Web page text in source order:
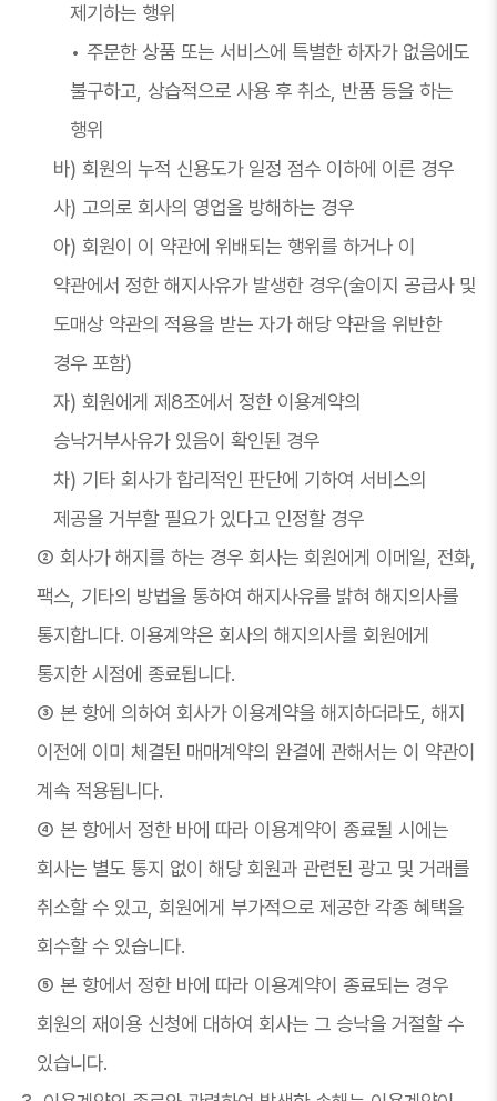
제기하는 행위
• 주문한 상품 또는 서비스에 특별한 하자가 없음에도
불구하고, 상습적으로 사용 후 취소, 반품 등을 하는
행위
바) 회원의 누적 신용도가 일정 점수 이하에 이른 경우
사) 고의로 회사의 영업을 방해하는 경우
아) 회원이 이 약관에 위배되는 행위를 하거나 이
약관에서 정한 해지사유가 발생한 경우(술이지 공급사 및
도매상 약관의 적용을 받는 자가 해당 약관을 위반한
경우 포함)
자) 회원에게 제8조에서 정한 이용계약의
승낙거부사유가 있음이 확인된 경우
차) 기타 회사가 합리적인 판단에 기하여 서비스의
제공을 거부할 필요가 있다고 인정할 경우
② 회사가 해지를 하는 경우 회사는 회원에게 이메일, 전화,
팩스, 기타의 방법을 통하여 해지사유를 밝혀 해지의사를
통지합니다. 이용계약은 회사의 해지의사를 회원에게
통지한 시점에 종료됩니다.
③ 본 항에 의하여 회사가 이용계약을 해지하더라도, 해지
이전에 이미 체결된 매매계약의 완결에 관해서는 이 약관이
계속 적용됩니다.
④ 본 항에서 정한 바에 따라 이용계약이 종료될 시에는
회사는 별도 통지 없이 해당 회원과 관련된 광고 및 거래를
취소할 수 있고, 회원에게 부가적으로 제공한 각종 혜택을
회수할 수 있습니다.
⑤ 본 항에서 정한 바에 따라 이용계약이 종료되는 경우
회원의 재이용 신청에 대하여 회사는 그 승낙을 거절할 수
있습니다.